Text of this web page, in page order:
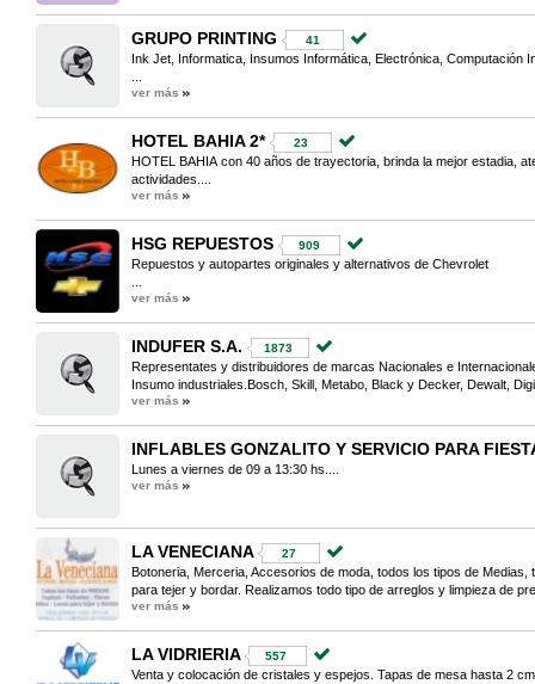
GRUPO PRINTING 41
Ink Jet, Informatica, Insumos Informática, Electrónica, Computación
ver más
HOTEL BAHIA 2* 23
HOTEL BAHIA con 40 años de trayectoria, brinda la mejor estadia,
actividades....
ver más
HSG REPUESTOS 909
Repuestos y autopartes originales y alternativos de Chevrolet
ver más
INDUFER S.A. 1873
Representates y distribuidores de marcas Nacionales e
Insumo industriales.Bosch, Skill, Metabo, Black y Decker, Dewalt,
ver más
INFLABLES GONZALITO Y SERVICIO PARA
Lunes a viernes de 09 a 13:30 hs....
ver más
LA VENECIANA 27
Botoneria, Merceria, Accesorios de moda, todos los tipos de Medias,
para tejer y bordar. Realizamos todo tipo de arreglos y limpieza de
ver más
LA VIDRIERIA 557
Venta y colocación de cristales y espejos. Tapas de mesa hasta 2